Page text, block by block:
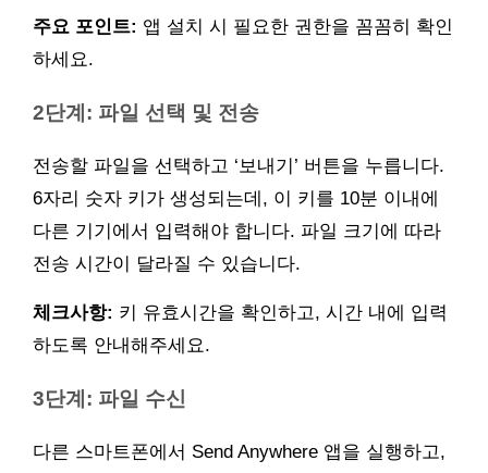
주요 포인트: 앱 설치 시 필요한 권한을 꼼꼼히 확인
하세요.
2단계: 파일 선택 및 전송
전송할 파일을 선택하고 ‘보내기’ 버튼을 누릅니다.
6자리 숫자 키가 생성되는데, 이 키를 10분 이내에
다른 기기에서 입력해야 합니다. 파일 크기에 따라
전송 시간이 달라질 수 있습니다.
체크사항: 키 유효시간을 확인하고, 시간 내에 입력
하도록 안내해주세요.
3단계: 파일 수신
다른 스마트폰에서 Send Anywhere 앱을 실행하고,